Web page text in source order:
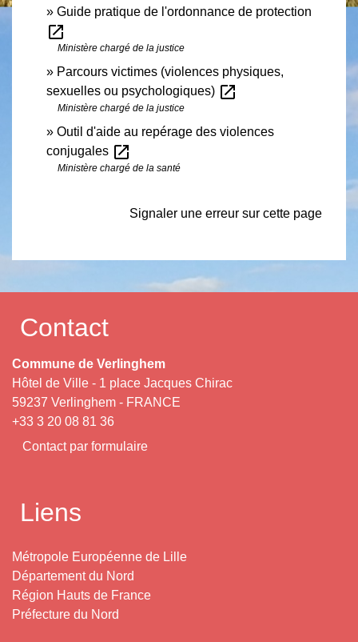
Guide pratique de l'ordonnance de protection
open_in_new
Ministère chargé de la justice
Parcours victimes (violences physiques,
sexuelles ou psychologiques) open_in_new
Ministère chargé de la justice
Outil d'aide au repérage des violences
conjugales open_in_new
Ministère chargé de la santé
Signaler une erreur sur cette page
Contact
Commune de Verlinghem
Hôtel de Ville - 1 place Jacques Chirac
59237 Verlinghem - FRANCE
+33 3 20 08 81 36
Contact par formulaire
Liens
Métropole Européenne de Lille
Département du Nord
Région Hauts de France
Préfecture du Nord